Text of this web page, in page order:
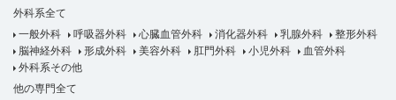
外科系全て
一般外科
呼吸器外科 心臓血管外科 消化器外科 乳腺外科
整形外科
脳神経外科
形成外科 美容外科 肛門外科 小児外科
血管外科
外科系その他
他の専門全て